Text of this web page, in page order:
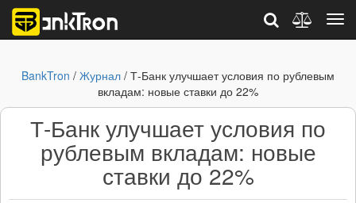
BankTron / Журнал / Т-Банк улучшает условия по рублевым
вкладам: новые ставки до 22%
Т-Банк улучшает условия по
рублевым вкладам: новые
ставки до 22%